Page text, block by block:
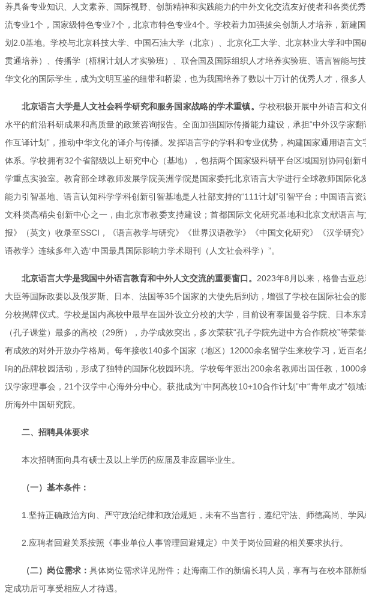
养具备专业知识、人文素养、国际视野、创新精神和实践能力的中外文化交流友好使者和各类
流专业1个，国家级特色专业7个，北京市特色专业4个。学校着力加强拔尖创新人才培养，新建
划2.0基地。学校与北京科技大学、中国石油大学（北京）、北京化工大学、北京林业大学和中
贯通培养）、传播学（梧桐计划人才实验班）、联合国及国际组织人才培养实验班、语言智能
华文化的国际学生，成为文明互鉴的纽带和桥梁，也为我国培养了数以十万计的优秀人才，很多
北京语言大学是人文社会科学研究和服务国家战略的学术重镇。 学校积极开展中外语言和文
水平的前沿科研成果和高质量的政策咨询报告。全面加强国际传播能力建设，承担“中外汉学家
作互译计划”，推动中华文化的译介与传播。发挥语言学的学科和专业优势，构建国家通用语言
体系。学校拥有32个省部级以上研究中心（基地），包括两个国家级科研平台区域国别协同创
学重点实验室。教育部全球教师发展学院美洲学院是国家委托北京语言大学进行全球教师国际
能力引智基地、语言认知科学学科创新引智基地是人社部支持的“111计划”引智平台；中国语言
文科类高精尖创新中心之一，由北京市教委支持建设；首都国际文化研究基地和北京文献语言
报》（英文）收录至SSCI，《语言教学与研究》《世界汉语教学》《中国文化研究》《汉学研
语教学》连续多年入选“中国最具国际影响力学术期刊（人文社会科学）”。
北京语言大学是我国中外语言教育和中外人文交流的重要窗口。 2023年8月以来，格鲁吉亚
大臣等国际政要以及俄罗斯、日本、法国等35个国家的大使先后到访，增强了学校在国际社会
分校揭牌仪式。学校是国内高校中最早在国外设立分校的大学，目前设有泰国曼谷学院、日本
（孔子课堂）最多的高校（29所），办学成效突出，多次荣获“孔子学院先进中方合作院校”等
有成效的对外开放办学格局。每年接收140多个国家（地区）12000余名留学生来校学习，近百
响的品牌校园活动，形成了独特的国际化校园环境。学校每年派出200余名教师出国任教，
汉学家理事会，21个汉学中心海外分中心。获批成为“中阿高校10+10合作计划”中“青年成才”
所海外中国研究院。
二、招聘具体要求
本次招聘面向具有硕士及以上学历的应届及非应届毕业生。
（一）基本条件：
1.坚持正确政治方向、严守政治纪律和政治规矩，未有不当言行，遵纪守法、师德高尚、学
2.应聘者回避关系按照《事业单位人事管理回避规定》中关于岗位回避的相关要求执行。
（二）岗位需求：具体岗位需求详见附件；‌赴海南工作的新编长聘人员，享有与在校本部
定成功后可享受相应人才待遇。